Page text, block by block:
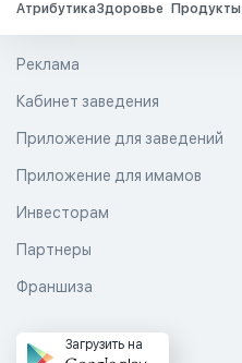
АтрибутикаЗдоровье Продукты
Реклама
Кабинет заведения
Приложение для заведений
Приложение для имамов
Инвесторам
Партнеры
Франшиза
Загрузить на